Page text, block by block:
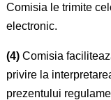
Comisia le trimite
electronic.
(4)Comisia
privire la
prezentului